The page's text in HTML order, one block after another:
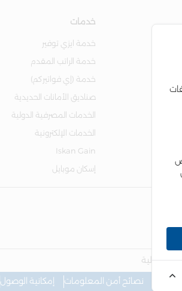
خدمات
خدمة ايزي توفير
خدمة الراتب المقدم
خدمة (إي فواتيركم)
صناديق الأمانات الحديدية
الخدمات المصرفية الدولية
الخدمات الإلكترونية
Iskan Gain
إسكان موبايل
المالية
نصائح أمن المعلومات
إمكانية الوصول